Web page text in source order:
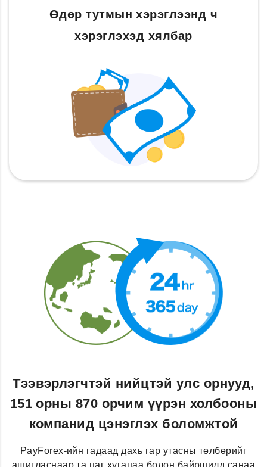
Өдөр тутмын хэрэглээнд ч
хэрэглэхэд хялбар
Тээвэрлэгчтэй нийцтэй улс орнууд,
151 орны 870 орчим үүрэн холбооны
компанид цэнэглэх боломжтой
PayForex-ийн гадаад дахь гар утасны төлбөрийг
ашигласнаар та цаг хугацаа болон байршилд санаа